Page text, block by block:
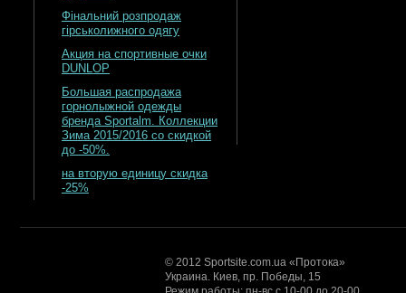
Фінальний розпродаж
гірськолижного одягу
Акция на спортивные очки
DUNLOP
Большая распродажа
горнолыжной одежды
бренда Sportalm. Коллекции
Зима 2015/2016 со скидкой
до -50%.
на вторую единицу скидка
-25%
© 2012 Sportsite.com.ua «Протока»
Украина. Киев, пр. Победы, 15